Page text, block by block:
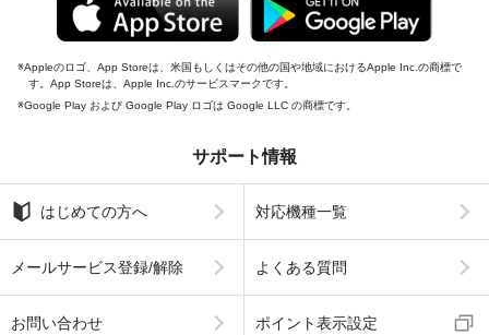
Appleのロゴ、App Storeは、米国もしくはその他の国や地域におけるApple Inc.の商標で
す。App Storeは、Apple Inc.のサービスマークです。
Google Play および Google Play ロゴは Google LLC の商標です。
サポート情報
はじめての方へ 対応機種一覧
メールサービス登録/解除 よくある質問
お問い合わせ ポイント表示設定